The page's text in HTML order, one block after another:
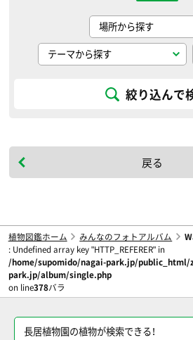
絞り込んで
戻る
植物図鑑ホーム みんなのフォトアルバム
: Undefined array key "HTTP_REFERER" in
/home/supomido/nagai-park.jp/public_html/
park.jp/album/single.php
on line378バラ
長居植物園の植物が検索できる！